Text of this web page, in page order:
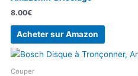
8.00€
Acheter sur Amazon
Couper